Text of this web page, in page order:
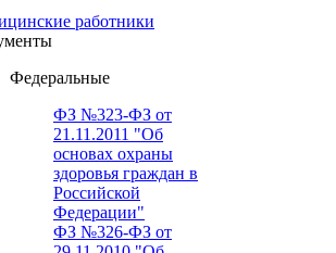
работники
Федеральные
ФЗ №323-ФЗ от
21.11.2011 "Об
основах охраны
здоровья граждан в
Российской
Федерации"
ФЗ №326-ФЗ от